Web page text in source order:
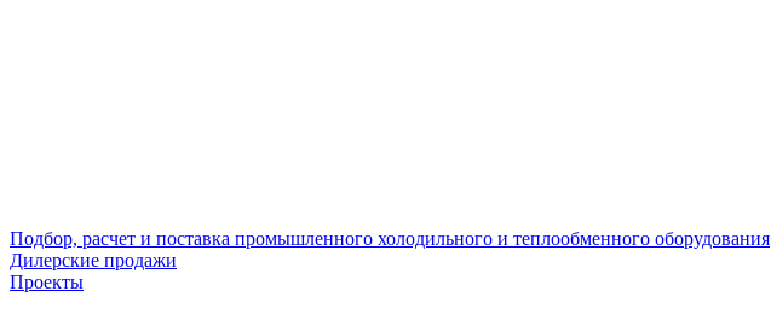
Подбор, расчет и поставка промышленного холодильного и теплообменного оборудования
Дилерские продажи
Проекты